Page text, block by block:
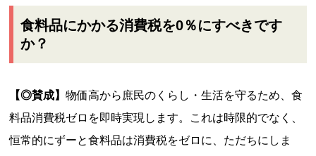
食料品にかかる消費税を0％にすべきです
か？
【◎賛成】物価高から庶民のくらし・生活を守るため、食
料品消費税ゼロを即時実現します。これは時限的でなく、
恒常的にずーと食料品は消費税をゼロに、ただちにしま